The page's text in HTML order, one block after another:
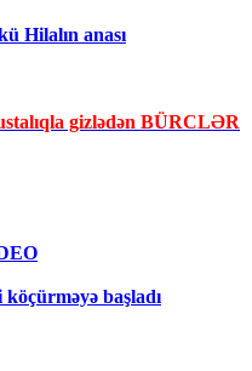
Hilalın anası
gizlədən BÜRCLƏR
başladı